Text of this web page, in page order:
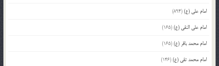
امام علی (ع)(894)
امام علی النقی (ع)(165)
امام محمد باقر (ع)(165)
امام محمد تقی (ع)(146)